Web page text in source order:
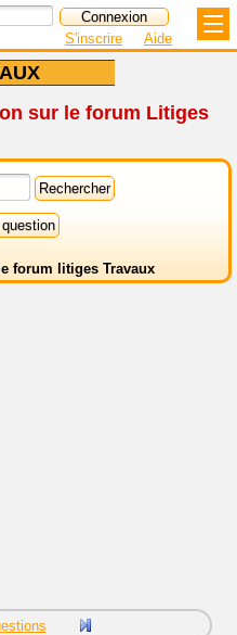
S'inscrire Aide
sur le forum Litiges
forum litiges Travaux